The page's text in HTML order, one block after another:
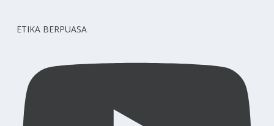
ETIKA BERPUASA